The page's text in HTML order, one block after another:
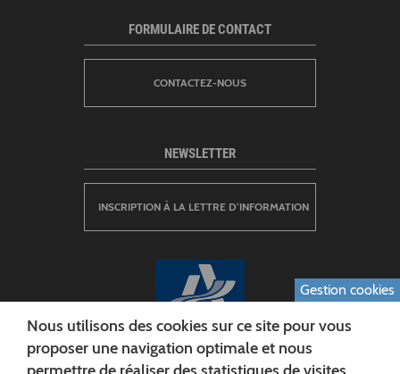
FORMULAIRE DE CONTACT
CONTACTEZ-NOUS
NEWSLETTER
INSCRIPTION À LA LETTRE D’INFORMATION
Gestion cookies
Nous utilisons des cookies sur ce site pour vous
proposer une navigation optimale et nous